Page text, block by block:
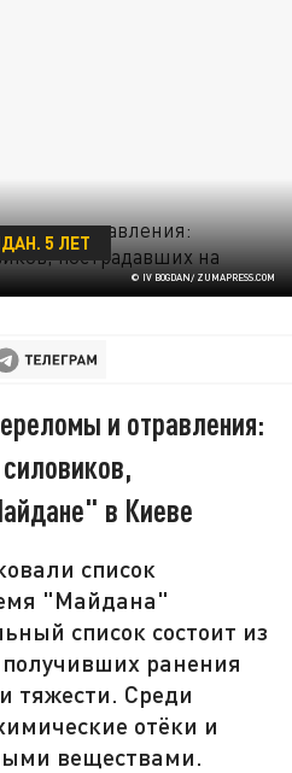
© IV BOGDAN/ ZUMAPRESS.COM
5 ЛЕТ
и отравления:
в Киеве
список
"Майдана"
список состоит из
ранения
тяжести. Среди
отёки и
веществами.